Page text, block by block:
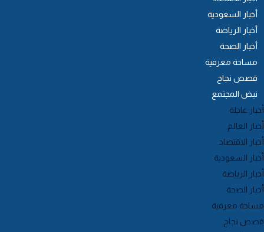
أخبار السعودية
أخبار الرياضة
أخبار الصحة
مساحة معرفية
قصص نجاح
نبض المجتمع
عاجلة
العالم
الاقتصاد
السعودية
الرياضة
الصحة
معرفية
نجاح